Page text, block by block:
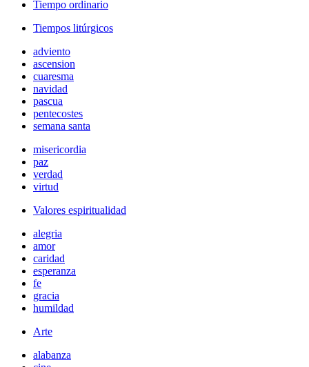
Tiempo ordinario
Tiempos litúrgicos
adviento
ascension
cuaresma
navidad
pascua
pentecostes
semana santa
misericordia
paz
verdad
virtud
Valores espiritualidad
alegria
amor
caridad
esperanza
fe
gracia
humildad
Arte
alabanza